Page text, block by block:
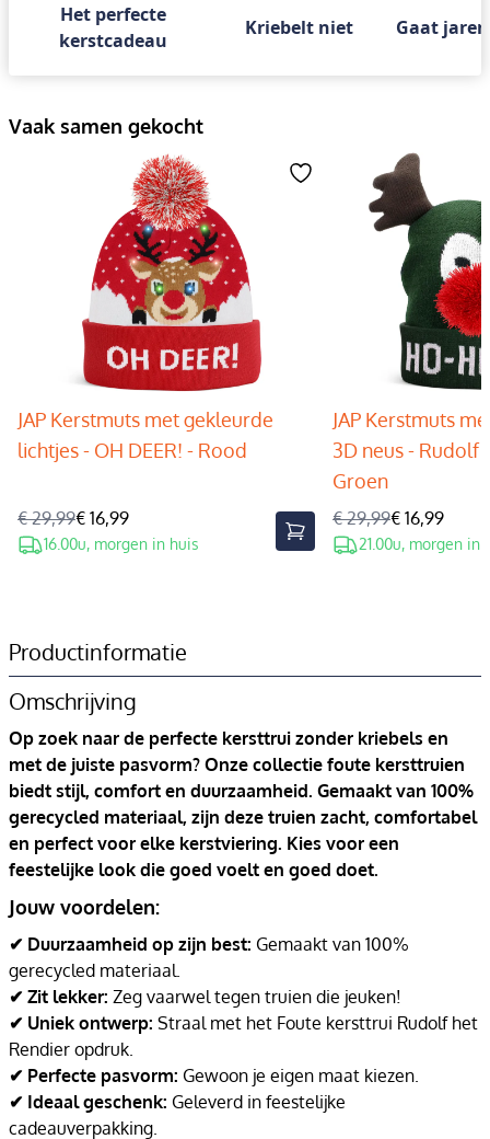
Het perfecte
kerstcadeau
Kriebelt niet Gaat
Vaak samen gekocht
JAP Kerstmuts met gekleurde
lichtjes - OH DEER! - Rood
€ 29,99€ 16,99
16.00u, morgen in huis
JAP Kerstmuts
3D neus - Rudolf
Groen
€ 29,99€ 16,99
21.00u, morgen in
Productinformatie
Omschrijving
Op zoek naar de perfecte kersttrui zonder kriebels en
met de juiste pasvorm? Onze collectie foute kersttruien
biedt stijl, comfort en duurzaamheid. Gemaakt van 100%
gerecycled materiaal, zijn deze truien zacht, comfortabel
en perfect voor elke kerstviering. Kies voor een
feestelijke look die goed voelt en goed doet.
Jouw voordelen:
✔ Duurzaamheid op zijn best: Gemaakt van 100%
gerecycled materiaal.
✔ Zit lekker: Zeg vaarwel tegen truien die jeuken!
✔ Uniek ontwerp: Straal met het Foute kersttrui Rudolf het
Rendier opdruk.
✔ Perfecte pasvorm: Gewoon je eigen maat kiezen.
✔ Ideaal geschenk: Geleverd in feestelijke
cadeauverpakking.